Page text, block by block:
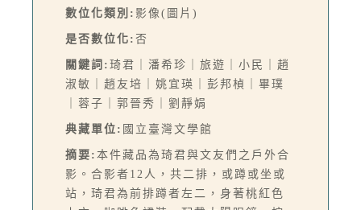
數位化類別: 影像(圖片)
是否數位化: 否
關鍵詞: 琦君｜潘希珍｜旅遊｜小民｜趙
淑敏｜趙友培｜姚宜瑛｜彭邦楨｜畢璞
｜蓉子｜郭晉秀｜劉靜娟
典藏單位: 國立臺灣文學館
摘要: 本件藏品為琦君與文友們之戶外合
影。合影者12人，共二排，或蹲或坐或
站，琦君為前排蹲者左二，身著桃紅色